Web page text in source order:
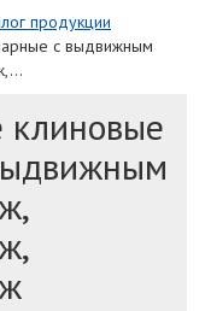
продукции
с выдвижным
клиновые